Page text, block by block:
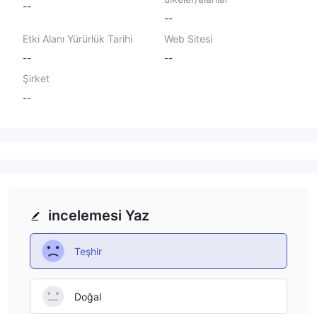
--
--
Etki Alanı Yürürlük Tarihi
--
Web Sitesi
--
Şirket
--
incelemesi Yaz
Teşhir
Doğal